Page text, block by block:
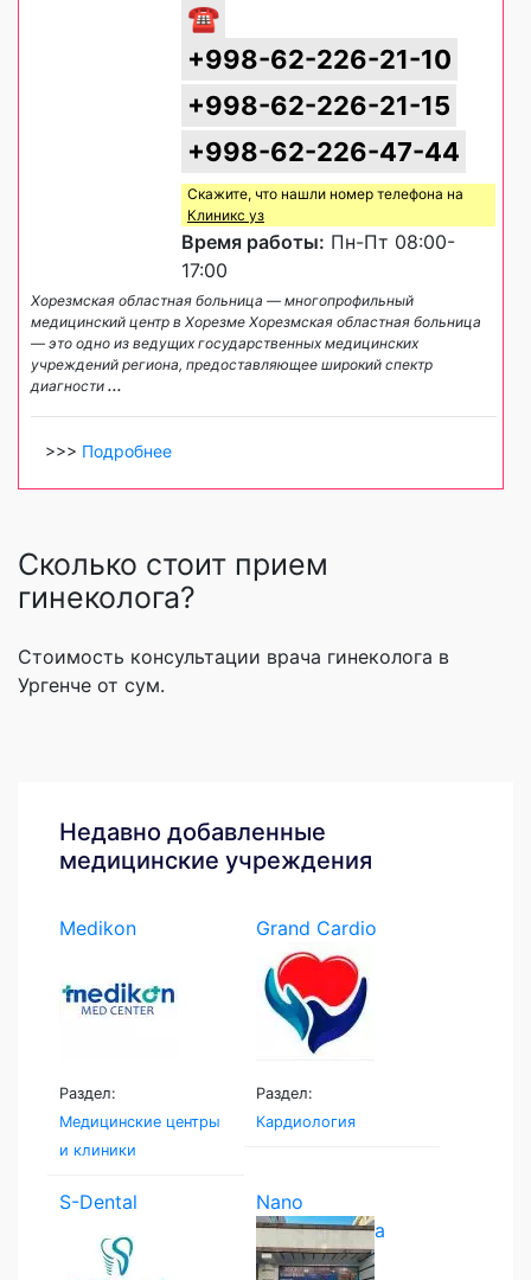
☎
+998-62-226-21-10
+998-62-226-21-15
+998-62-226-47-44
Скажите, что нашли номер телефона на
Клиникс уз
Время работы: Пн-Пт 08:00-
17:00
Хорезмская областная больница — многопрофильный
медицинский центр в Хорезме Хорезмская областная больница
— это одно из ведущих государственных медицинских
учреждений региона, предоставляющее широкий спектр
диагности ...
>>> Подробнее
Сколько стоит прием
гинеколога?
Стоимость консультации врача гинеколога в
Ургенче от сум.
Недавно добавленные
медицинские учреждения
Medikon
Раздел:
Медицинские центры
и клиники
Grand Cardio
Раздел:
Кардиология
S-Dental
Nano
stomatologiya